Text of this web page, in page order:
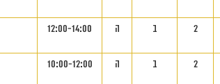
2 ב ה 12:00-14:00
2 ב ה 10:00-12:00